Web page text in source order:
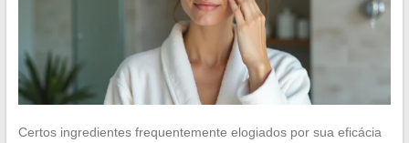
Certos ingredientes frequentemente elogiados por sua eficácia